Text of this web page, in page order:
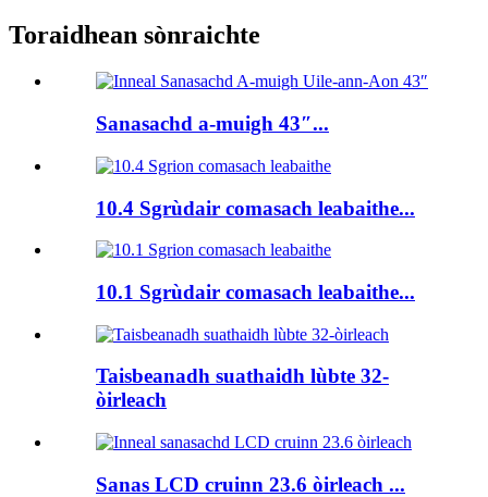
Toraidhean sònraichte
Sanasachd a-muigh 43″...
10.4 Sgrùdair comasach leabaithe...
10.1 Sgrùdair comasach leabaithe...
Taisbeanadh suathaidh lùbte 32-
òirleach
Sanas LCD cruinn 23.6 òirleach ...